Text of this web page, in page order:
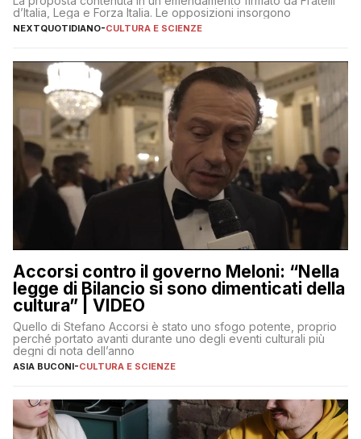
d’Italia, Lega e Forza Italia. Le opposizioni insorgono
NEXTQUOTIDIANO-CULTURA E SCIENZE
Accorsi contro il governo Meloni: “Nella
legge di Bilancio si sono dimenticati della
cultura” | VIDEO
Quello di Stefano Accorsi è stato uno sfogo potente, proprio
perché portato avanti durante uno degli eventi culturali più
degni di nota dell’anno
ASIA BUCONI-CULTURA E SCIENZE